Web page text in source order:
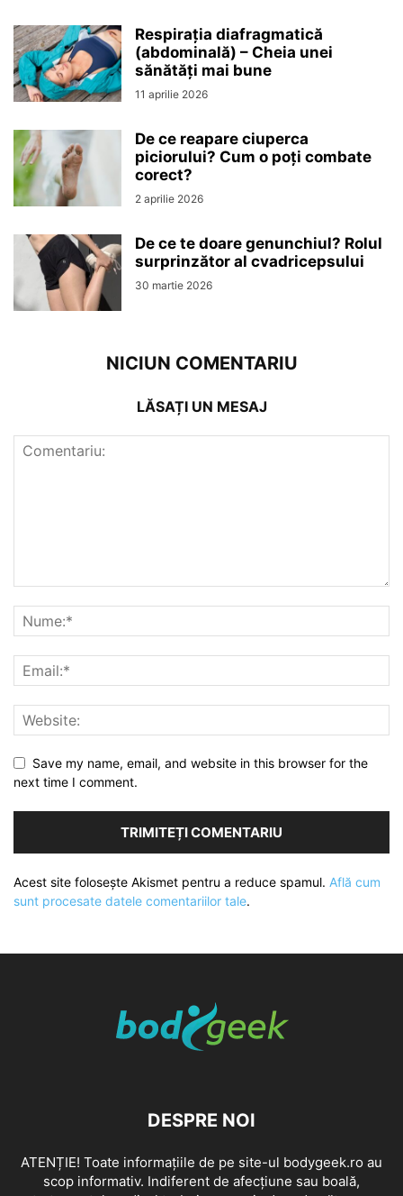
Respirația diafragmatică
(abdominală) – Cheia unei
sănătăți mai bune
11 aprilie 2026
De ce reapare ciuperca
piciorului? Cum o poți combate
corect?
2 aprilie 2026
De ce te doare genunchiul? Rolul
surprinzător al cvadricepsului
30 martie 2026
NICIUN COMENTARIU
LĂSAȚI UN MESAJ
Save my name, email, and website in this browser for the
next time I comment.
Acest site folosește Akismet pentru a reduce spamul. Află cum
sunt procesate datele comentariilor tale.
DESPRE NOI
ATENȚIE! Toate informațiile de pe site-ul bodygeek.ro au
scop informativ. Indiferent de afecțiune sau boală,